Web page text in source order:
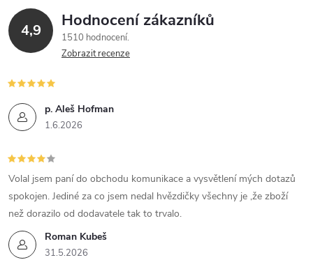
4,9 Hodnocení zákazníků
1510 hodnocení
Zobrazit recenze
p. Aleš Hofman
1.6.2026
Roman Kubeš
31.5.2026
Volal jsem paní do obchodu komunikace a vysvětlení mých dotazů
spokojen. Jediné za co jsem nedal hvězdičky všechny je ,že zboží
než dorazilo od dodavatele tak to trvalo.